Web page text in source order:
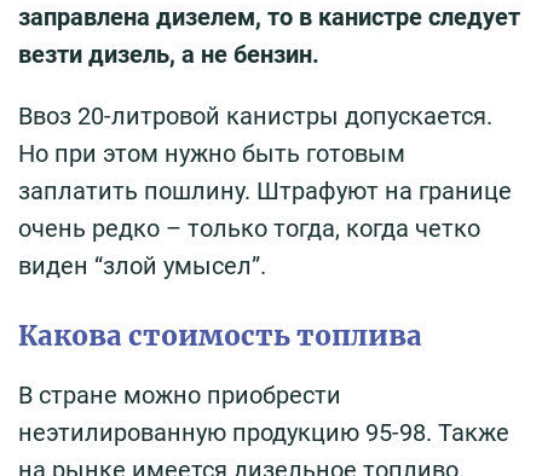
заправлена дизелем, то в канистре следует
везти дизель, а не бензин.
Ввоз 20-литровой канистры допускается.
Но при этом нужно быть готовым
заплатить пошлину. Штрафуют на границе
очень редко – только тогда, когда четко
виден “злой умысел”.
Какова стоимость топлива
В стране можно приобрести
неэтилированную продукцию 95-98. Также
на рынке имеется дизельное топливо.